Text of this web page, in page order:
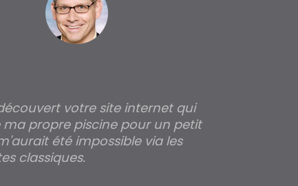
votre site internet qui
propre piscine pour un petit
été impossible via les
classiques.